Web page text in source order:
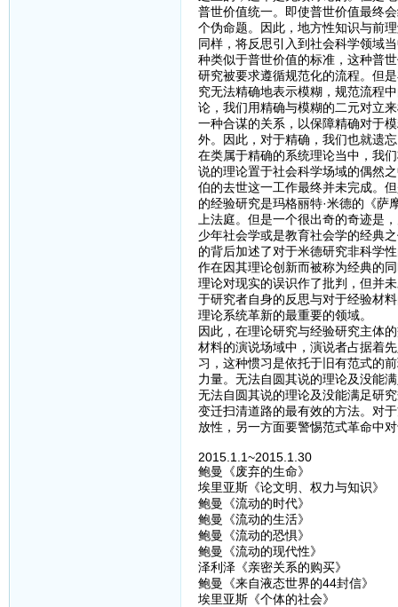
普世价值统一。即使普世价值最终
个伪命题。因此，地方性知识与前
同样，将反思引入到社会科学领域
种类似于普世价值的标准，这种普
研究被要求遵循规范化的流程。但
究无法精确地表示模糊，规范流程
论，我们用精确与模糊的二元对立
一种合谋的关系，以保障精确对于
外。因此，对于精确，我们也就遗
在类属于精确的系统理论当中，我
说的理论置于社会科学场域的偶然
伯的去世这一工作最终并未完成。
的经验研究是玛格丽特·米德的《
上法庭。但是一个很出奇的奇迹是
少年社会学或是教育社会学的经典
的背后加述了对于米德研究非科学
作在因其理论创新而被称为经典的
理论对现实的误识作了批判，但并
于研究者自身的反思与对于经验材
理论系统革新的最重要的领域。
因此，在理论研究与经验研究主体
材料的演说场域中，演说者占据着
习，这种惯习是依托于旧有范式的
力量。无法自圆其说的理论及没能
无法自圆其说的理论及没能满足研
变迁扫清道路的最有效的方法。对
放性，另一方面要警惕范式革命中
2015.1.1~2015.1.30
鲍曼《废弃的生命》
埃里亚斯《论文明、权力与知识》
鲍曼《流动的时代》
鲍曼《流动的生活》
鲍曼《流动的恐惧》
鲍曼《流动的现代性》
泽利泽《亲密关系的购买》
鲍曼《来自液态世界的44封信》
埃里亚斯《个体的社会》